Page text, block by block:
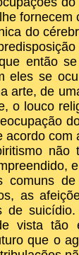
do
então
eles se
arte, de
o louco
acordo com
não
comuns
as
de
vista tão
que o